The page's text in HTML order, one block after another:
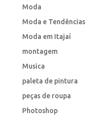
Moda
Moda e Tendências
Moda em Itajaí
montagem
Musica
paleta de pintura
peças de roupa
Photoshop